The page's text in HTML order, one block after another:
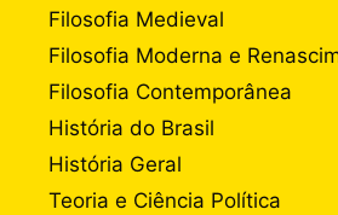
Filosofia Medieval
Filosofia Moderna e
Filosofia Contemporânea
História do Brasil
História Geral
Teoria e Ciência Política